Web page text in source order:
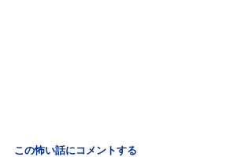
この怖い話にコメントする